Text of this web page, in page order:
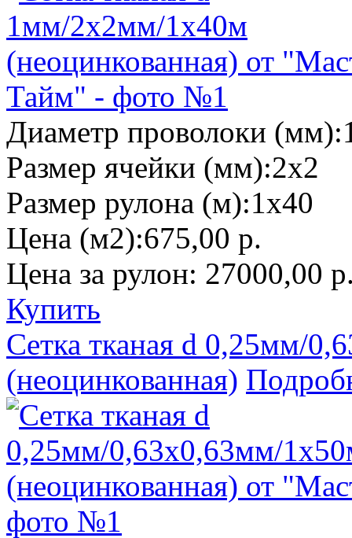
Диаметр проволоки (мм):
Размер ячейки (мм):2х2
Размер рулона (м):1х40
Цена (м2):675,00 р.
Цена за рулон: 27000,00
Купить
Сетка тканая d 0,25мм/
(неоцинкованная)